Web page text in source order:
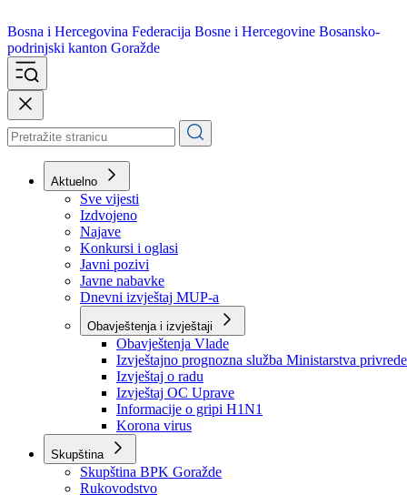
Bosna i Hercegovina
podrinjski kanton Goražde
Aktuelno
Sve vijesti
Izdvojeno
Najave
Konkursi i oglasi
Javni pozivi
Javne nabavke
Dnevni izvještaj MUP-a
Obavještenja i izvještaji
Obavještenja Vlade
Izvještajno prognozna služba Ministarstva privrede
Izvještaj o radu
Izvještaj OC Uprave
Informacije o gripi H1N1
Korona virus